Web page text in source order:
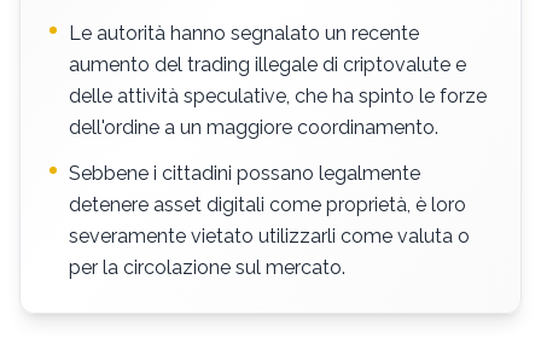
Le autorità hanno segnalato un recente
aumento del trading illegale di criptovalute e
delle attività speculative, che ha spinto le forze
dell'ordine a un maggiore coordinamento.
Sebbene i cittadini possano legalmente
detenere asset digitali come proprietà, è loro
severamente vietato utilizzarli come valuta o
per la circolazione sul mercato.